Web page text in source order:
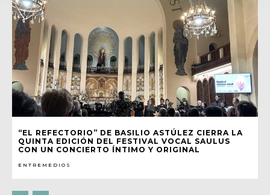
“EL REFECTORIO” DE BASILIO ASTÚLEZ CIERRA LA
QUINTA EDICIÓN DEL FESTIVAL VOCAL SAULUS
CON UN CONCIERTO ÍNTIMO Y ORIGINAL
ENTREMEDIOS